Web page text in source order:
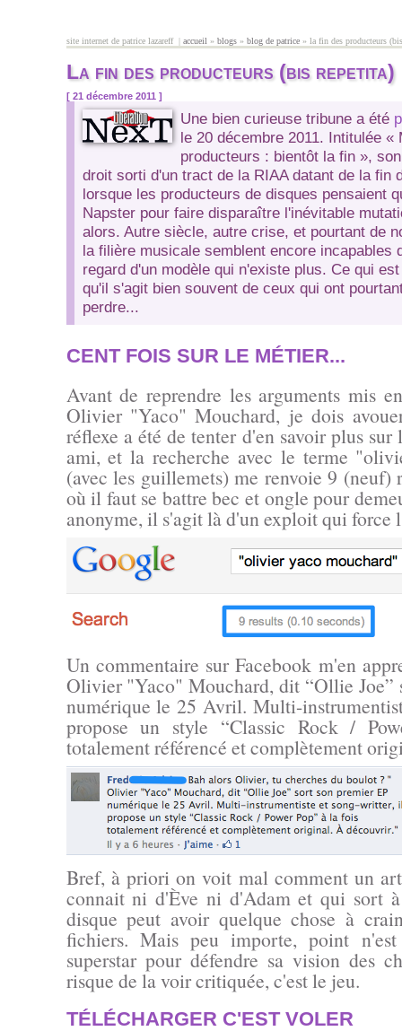
site internet de patrice lazareff |
vous êtes ici
accueil » blogs» blog de patrice» la fin des producteurs
La fin des producteurs (bis repetita)
[ 21 décembre 2011 ]
Une bien curieuse tribune a été
le 20 décembre 2011. Intitulée «
producteurs : bientôt la fin »,
droit sorti d'un tract de la RIAA datant de la fin
lorsque les producteurs de disques pensaient
Napster pour faire disparaître l'inévitable
alors. Autre siècle, autre crise, et pourtant de
la filière musicale semblent encore incapables
regard d'un modèle qui n'existe plus. Ce qui
qu'il s'agit bien souvent de ceux qui ont
perdre...
CENT FOIS SUR LE MÉTIER...
Avant de reprendre les arguments mis
Olivier "Yaco" Mouchard, je dois
réflexe a été de tenter d'en savoir plus
ami, et la recherche avec le terme
(avec les guillemets) me renvoie 9 (neuf)
où il faut se battre bec et ongle pour
anonyme, il s'agit là d'un exploit qui force
Un commentaire sur Facebook m'en
Olivier "Yaco" Mouchard, dit “Ollie Joe”
numérique le 25 Avril. Multi-
propose un style “Classic Rock /
totalement référencé et complètement
Bref, à priori on voit mal comment un
connait ni d'Ève ni d'Adam et qui sort
disque peut avoir quelque chose à
fichiers. Mais peu importe, point
superstar pour défendre sa vision des
risque de la voir critiquée, c'est le jeu.
TÉLÉCHARGER C'EST VOLER